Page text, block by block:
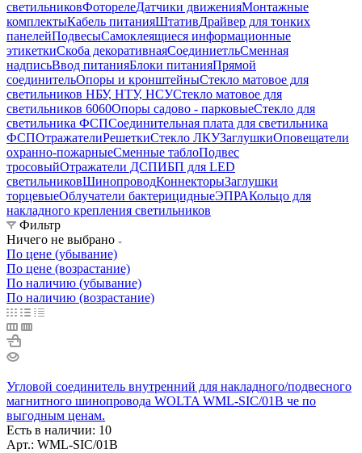
светильниковФоторелеДатчики движенияМонтажные
комплектыКабель питанияШтативДрайвер для тонких
панелейПодвесыСамоклеящиеся информационные
этикеткиСкоба декоративнаяСоединиетльСменная
надписьВвод питанияБлоки питанияПрямой
соединительОпоры и кронштейныСтекло матовое для
светильников НБУ, НТУ, НСУСтекло матовое для
светильников 6060Опоры садово - парковыеСтекло для
светильника ФСПСоединительная плата для светильника
ФСПОтражателиРешеткиСтекло ЛКУЗаглушкиОповещатели
охранно-пожарныеСменные таблоПодвес
тросовыйОтражатели ДСПИБП для LED
светильниковШинопроводКоннекторыЗаглушки
торцевыеОблучатели бактерицидныеЭПРАКольцо для
накладного крепления светильников
Фильтр
Ничего не выбрано
По цене (убывание)
По цене (возрастание)
По наличию (убывание)
По наличию (возрастание)
Угловой соединитель внутренний для накладного/подвесного
магнитного шинопровода WOLTA WML-SIC/01B че по
выгодным ценам.
Есть в наличии: 10
Арт.: WML-SIC/01B